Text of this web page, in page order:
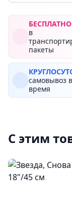
БЕСПЛАТНО
в
пакеты
самовывоз
время
С этим